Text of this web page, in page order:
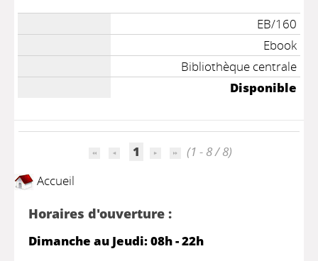
EB/160
Ebook
Bibliothèque centrale
Disponible
1
(1 - 8 / 8)
Accueil
Horaires d'ouverture :
Dimanche au Jeudi: 08h - 22h